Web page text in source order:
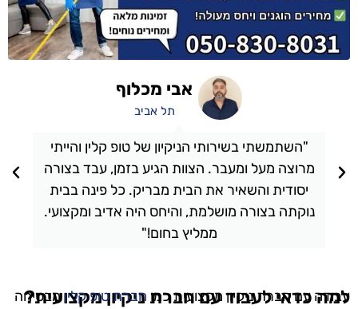
"השתמשתי בשירותי הניקיון של טופ קלין והייתי
מרוצה מעל ומעבר. הצוות הגיע בזמן, עבד בצורה
יסודית והשאיר את הבית מבריק. כל פינה בבית
נוקתה בצורה מושלמת, והיחס היה אדיב ומקצועי.
ממליץ בחום!"
אבי מכלוף
תל אביב
למה כדאי לעבוד עם חברת ניקיון מקצועית?
עבודה עם חברת ניקיון מקצועית כמו חברת טופ קליןמבטיחה